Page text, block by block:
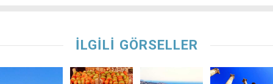
İLGİLİ GÖRSELLER